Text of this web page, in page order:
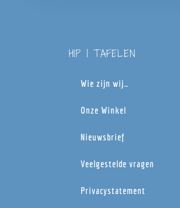
HIP | TAFELEN
Wie zijn wij…
Onze Winkel
Nieuwsbrief
Veelgestelde vragen
Privacystatement